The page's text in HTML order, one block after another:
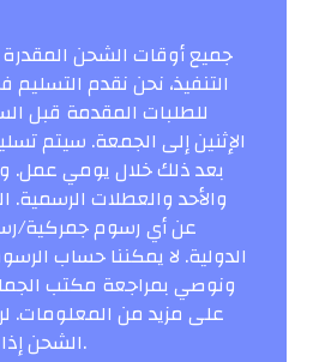
جميع أوقات الشحن المقدرة
التنفيذ، نحن نقدم
الإثنين إلى الجمعة. سيتم
بعد ذلك خلال يومي عمل.
والأحد والعطلات
عن أي رسوم جمركية/
الدولية. لا يمكننا حساب
ونوصي بمراجعة مكتب
على مزيد من المعلومات.
الشحن إذا رفضت هذه الرسوم.